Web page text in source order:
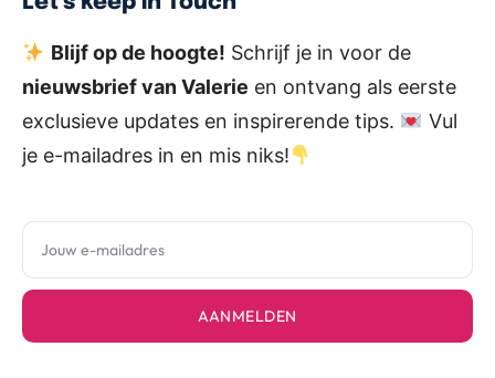
Blijf op de hoogte! Schrijf je in voor de
nieuwsbrief van Valerie en ontvang als eerste
exclusieve updates en inspirerende tips.
Vul
je e-mailadres in en mis niks!
AANMELDEN